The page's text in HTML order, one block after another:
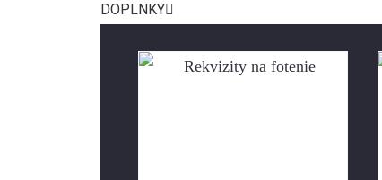
DOPLNKY